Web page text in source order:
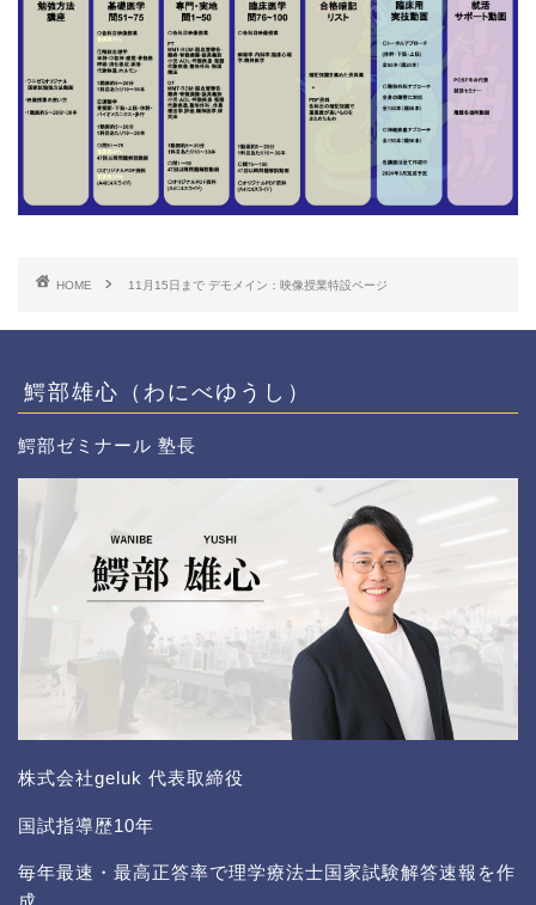
HOME 11月15日まで デモメイン：映像授業特設ページ
鰐部雄心（わにべゆうし）
鰐部ゼミナール 塾長
株式会社geluk 代表取締役
国試指導歴10年
毎年最速・最高正答率で理学療法士国家試験解答速報を作
成